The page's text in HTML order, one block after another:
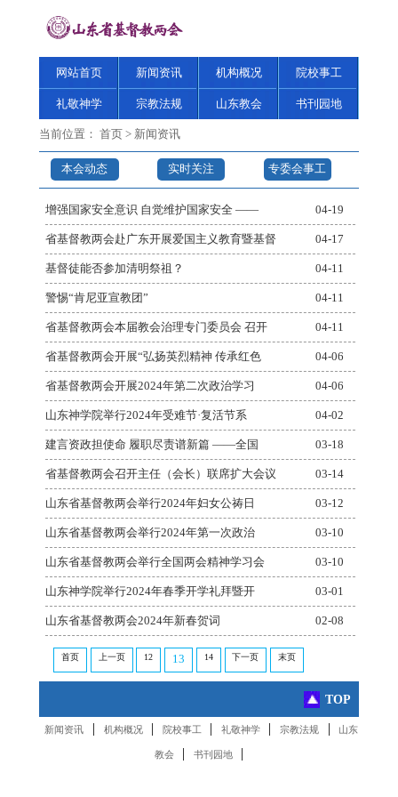
网站首页 新闻资讯 机构概况 院校事工
礼敬神学 宗教法规 山东教会 书刊园地
当前位置： 首页 > 新闻资讯
本会动态 实时关注 专委会事工
增强国家安全意识 自觉维护国家安全 —— 04-19
省基督教两会赴广东开展爱国主义教育暨基督 04-17
基督徒能否参加清明祭祖？ 04-11
警惕“肯尼亚宣教团” 04-11
省基督教两会本届教会治理专门委员会 召开 04-11
省基督教两会开展“弘扬英烈精神 传承红色 04-06
省基督教两会开展2024年第二次政治学习 04-06
山东神学院举行2024年受难节·复活节系 04-02
建言资政担使命 履职尽责谱新篇 ——全国 03-18
省基督教两会召开主任（会长）联席扩大会议 03-14
山东省基督教两会举行2024年妇女公祷日 03-12
山东省基督教两会举行2024年第一次政治 03-10
山东省基督教两会举行全国两会精神学习会 03-10
山东神学院举行2024年春季开学礼拜暨开 03-01
山东省基督教两会2024年新春贺词 02-08
首页 上一页 12 13 14 下一页 末页
TOP
新闻资讯 | 机构概况 | 院校事工 | 礼敬神学 | 宗教法规 | 山东
教会 | 书刊园地 |